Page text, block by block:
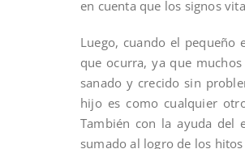
en cuenta que los signos
Luego, cuando el pequeño
que ocurra, ya que
sanado y crecido sin
hijo es como cualquier
También con la ayuda del
sumado al logro de los